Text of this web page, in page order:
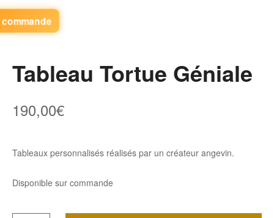
commande
Tableau Tortue Géniale
190,00€
Tableaux personnalisés réalisés par un créateur angevin.
Disponible sur commande